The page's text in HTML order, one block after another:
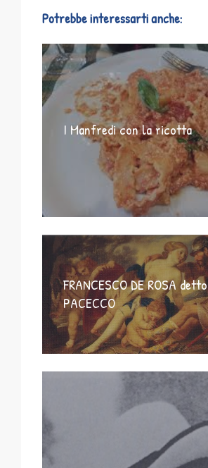
Potrebbe interessarti anche:
I Manfredi con la ricotta
FRANCESCO DE ROSA detto
PACECCO